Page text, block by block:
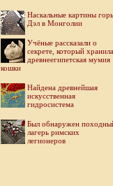
Наскальные картины
Дэл в Монголии
Учёные рассказали о
секрете, который хранила
древнеегипетская мумия
кошки
Найдена древнейшая
искусственная
гидросистема
Был обнаружен
лагерь римских
легионеров